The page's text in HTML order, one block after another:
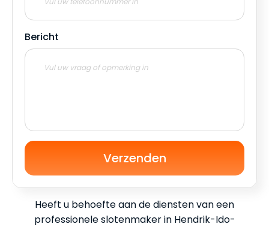
Heeft u behoefte aan de diensten van een
professionele slotenmaker in Hendrik-Ido-
Bericht
Verzenden